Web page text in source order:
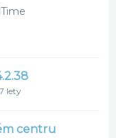
lety
centru